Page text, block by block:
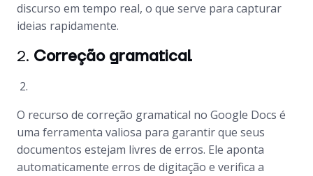
discurso em tempo real, o que serve para capturar
ideias rapidamente.
2. Correção gramatical
O recurso de correção gramatical no Google Docs é
uma ferramenta valiosa para garantir que seus
documentos estejam livres de erros. Ele aponta
automaticamente erros de digitação e verifica a